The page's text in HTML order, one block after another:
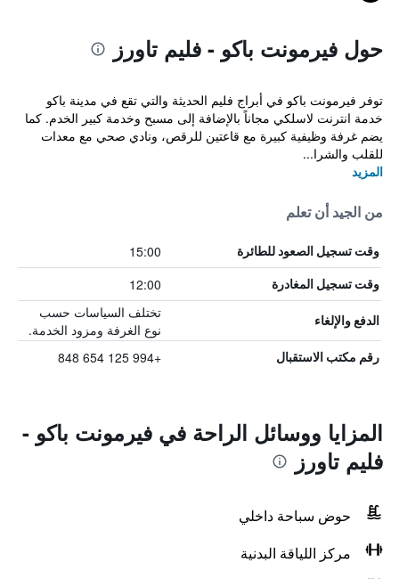
حول فيرمونت باكو - فليم تاورز
توفر فيرمونت باكو في أبراج فليم الحديثة والتي تقع في مدينة باكو
خدمة انترنت لاسلكي مجاناً بالإضافة إلى مسبح وخدمة كبير الخدم. كما
يضم غرفة وظيفية كبيرة مع قاعتين للرقص، ونادي صحي مع معدات
للقلب والشرا...
المزيد
من الجيد أن تعلم
وقت تسجيل الصعود للطائرة 15:00
وقت تسجيل المغادرة 12:00
الدفع والإلغاء
تختلف السياسات حسب
نوع الغرفة ومزود الخدمة.
رقم مكتب الاستقبال +994 125 654 848
المزايا ووسائل الراحة في فيرمونت باكو -
فليم تاورز
حوض سباحة داخلي
مركز اللياقة البدنية